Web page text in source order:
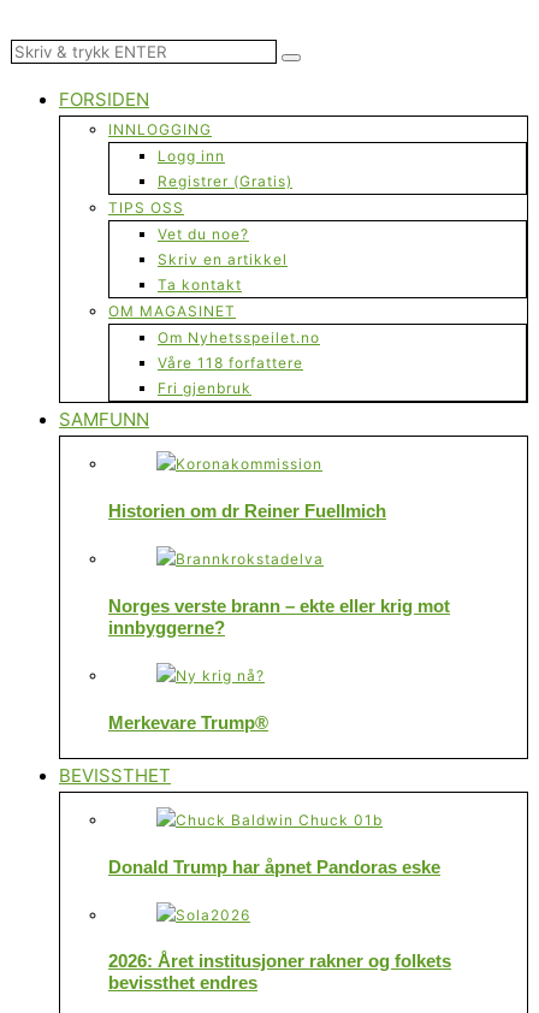
FORSIDEN
INNLOGGING
Logg inn
Registrer (Gratis)
TIPS OSS
Vet du noe?
Skriv en artikkel
Ta kontakt
OM MAGASINET
Om Nyhetsspeilet.no
Våre 118 forfattere
Fri gjenbruk
SAMFUNN
Historien om dr Reiner Fuellmich
Norges verste brann – ekte eller krig mot
innbyggerne?
Merkevare Trump®
BEVISSTHET
Donald Trump har åpnet Pandoras eske
2026: Året institusjoner rakner og folkets
bevissthet endres